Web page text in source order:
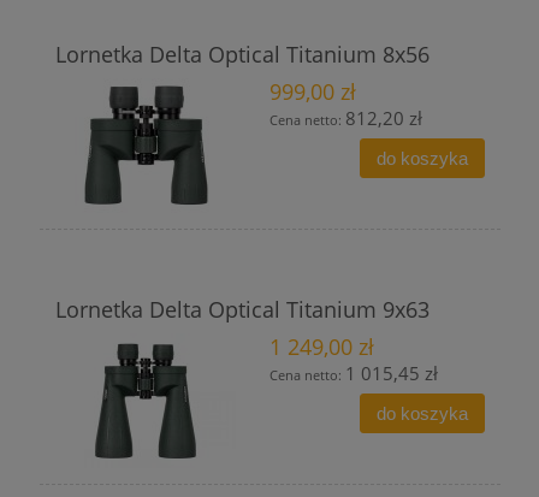
Lornetka Delta Optical Titanium 8x56
999,00 zł
Cena netto: 812,20 zł
do koszyka
Lornetka Delta Optical Titanium 9x63
1 249,00 zł
Cena netto: 1 015,45 zł
do koszyka